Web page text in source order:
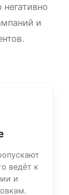
и
ведёт к
и